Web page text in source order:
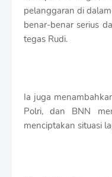
pelanggaran di
benar-benar serius
tegas Rudi.
Ia juga
Polri, dan BNN
menciptakan situasi